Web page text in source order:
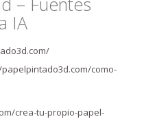
IA
como-
crea-tu-propio-papel-